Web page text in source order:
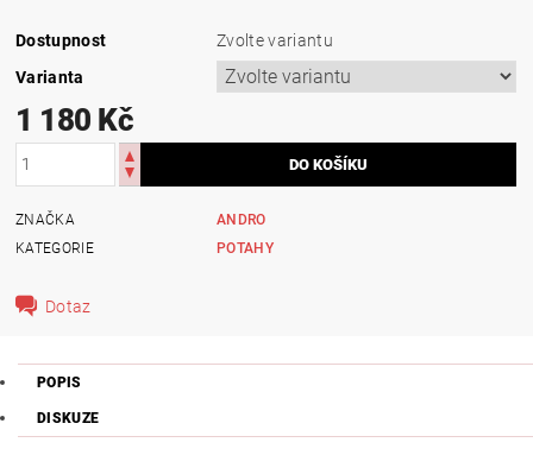
Dostupnost
Zvolte variantu
Varianta
1 180 Kč
ZNAČKA
ANDRO
KATEGORIE
POTAHY
Dotaz
POPIS
DISKUZE